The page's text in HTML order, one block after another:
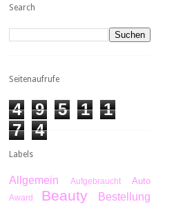
Search
Seitenaufrufe
4 9 5 1
1
7
4
Labels
Allgemein Aufgebraucht Auto
Award Beauty Bestellung